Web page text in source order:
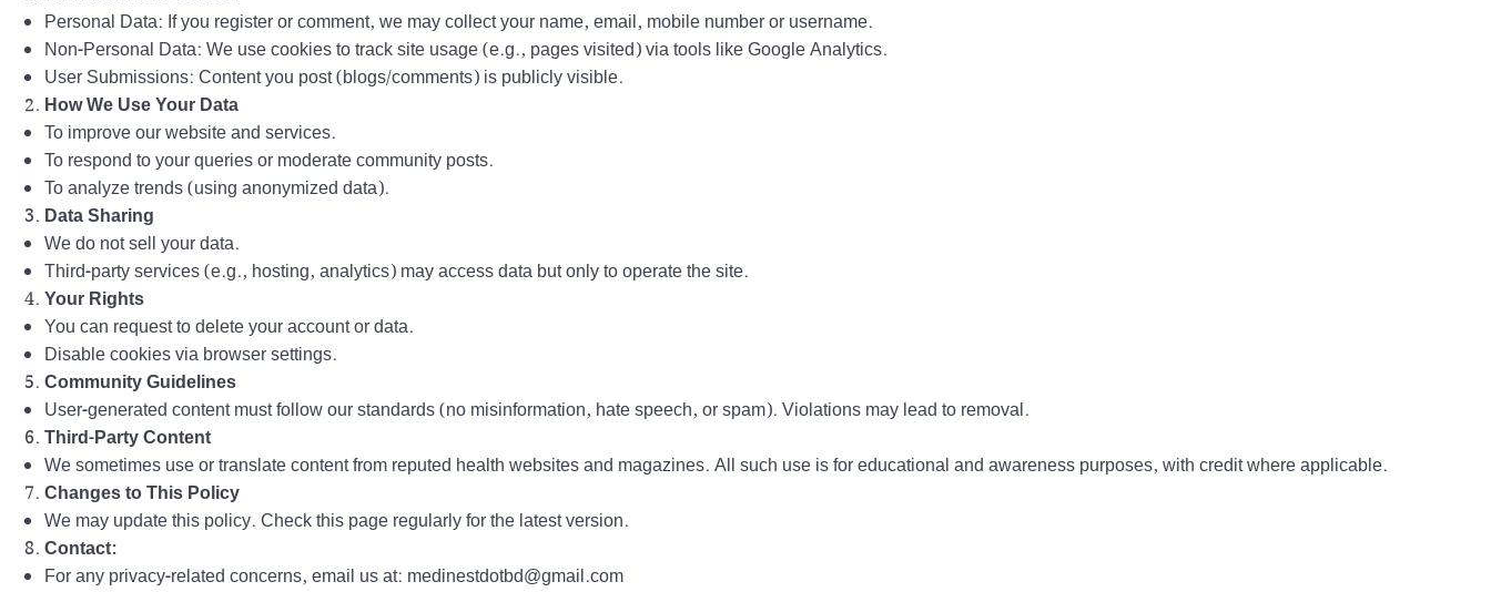
Personal Data: If you register or comment, we may collect your name, email, mobile number or username.
Non-Personal Data: We use cookies to track site usage (e.g., pages visited) via tools like Google Analytics.
User Submissions: Content you post (blogs/comments) is publicly visible.
How We Use Your Data
To improve our website and services.
To respond to your queries or moderate community posts.
To analyze trends (using anonymized data).
Data Sharing
We do not sell your data.
Third-party services (e.g., hosting, analytics) may access data but only to operate the site.
Your Rights
You can request to delete your account or data.
Disable cookies via browser settings.
Community Guidelines
User-generated content must follow our standards (no misinformation, hate speech, or spam). Violations may lead to removal.
Third-Party Content
We sometimes use or translate content from reputed health websites and magazines. All such use is for educational and awareness purposes, with credit where applicable.
Changes to This Policy
We may update this policy. Check this page regularly for the latest version.
Contact:
For any privacy-related concerns, email us at: medinestdotbd@gmail.com